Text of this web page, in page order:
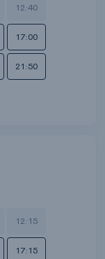
12:40
17:00
21:50
12:15
17:15